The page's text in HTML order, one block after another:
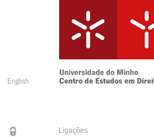
Ligações